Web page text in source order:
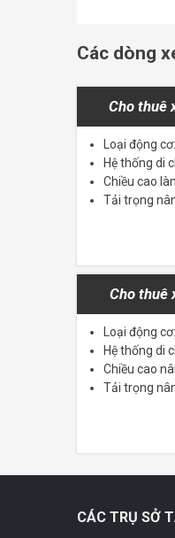
Các dòng
Cho thuê
Loại động cơ:
Hệ thống di
Chiều cao
Tải trọng
Cho thuê
Loại động cơ:
Hệ thống di
Chiều cao
Tải trọng
CÁC TRỤ SỞ